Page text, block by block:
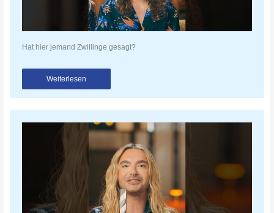
Hat hier jemand Zwillinge gesagt?
Weiterlesen